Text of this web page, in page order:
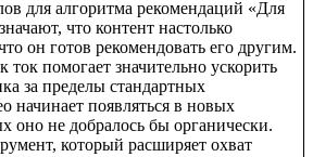
для алгоритма рекомендаций «Для
что контент настолько
он готов рекомендовать его другим.
ток помогает значительно ускорить
за пределы стандартных
начинает появляться в новых
оно не добралось бы органически.
который расширяет охват